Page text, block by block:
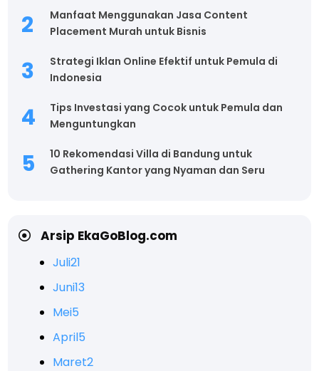
Manfaat Menggunakan Jasa Content
Placement Murah untuk Bisnis
Strategi Iklan Online Efektif untuk Pemula di
Indonesia
Tips Investasi yang Cocok untuk Pemula dan
Menguntungkan
10 Rekomendasi Villa di Bandung untuk
Gathering Kantor yang Nyaman dan Seru
Arsip EkaGoBlog.com
Juli21
Juni13
Mei5
April5
Maret2